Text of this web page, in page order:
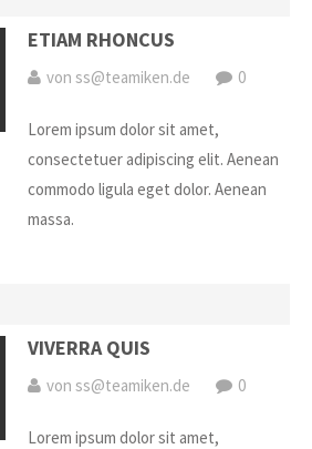
ETIAM RHONCUS
von ss@teamiken.de 0
Lorem ipsum dolor sit amet,
consectetuer adipiscing elit. Aenean
commodo ligula eget dolor. Aenean
massa.
VIVERRA QUIS
von ss@teamiken.de 0
Lorem ipsum dolor sit amet,